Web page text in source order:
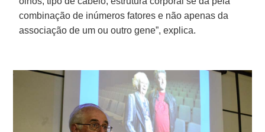
combinação de inúmeros fatores e não apenas da
associação de um ou outro gene”, explica.